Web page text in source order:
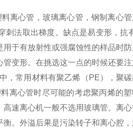
离心管，玻璃离心管，钢制离心
法取出梯度。缺点是易变形，抗
于有放射性或强腐蚀性的样品时
变形。在挑选这一点的时候还要
，常用材料有聚乙烯（PE），聚
离心管时尽可能的考虑聚丙烯的
速离心机一般不选用玻璃管。离
。外溢后果是污染转子和离心腔